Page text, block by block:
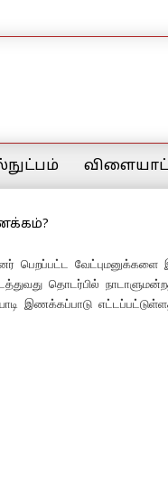
பெறப்பட்ட வேட்புமனுக்களை
தொடர்பில்
இணக்கப்பாடு